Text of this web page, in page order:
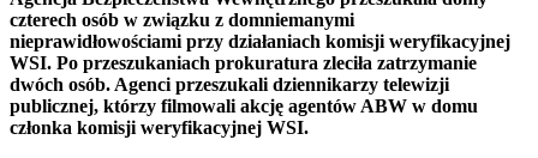
czterech osób w związku z domniemanymi
nieprawidłowościami przy działaniach komisji weryfikacyjnej
WSI. Po przeszukaniach prokuratura zleciła zatrzymanie
dwóch osób. Agenci przeszukali dziennikarzy telewizji
publicznej, którzy filmowali akcję agentów ABW w domu
członka komisji weryfikacyjnej WSI.